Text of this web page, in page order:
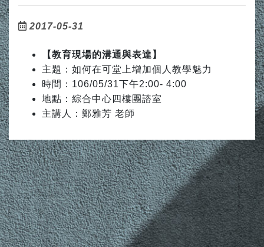
2017-05-31
【教育現場的溝通與表達】
主題：如何在可堂上增加個人教學魅力
時間：106/05/31下午2:00- 4:00
地點：綜合中心四樓團諮室
主講人：鄭雅芳 老師